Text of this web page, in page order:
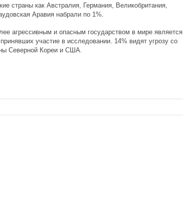
страны как Австралия, Германия, Великобритания,
Аравия набрали по 1%.
агрессивным и опасным государством в мире является
участие в исследовании. 14% видят угрозу со
Северной Кореи и США.